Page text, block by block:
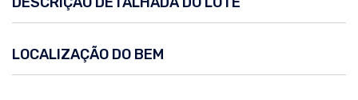
LOCALIZAÇÃO DO BEM